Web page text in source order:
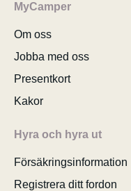
MyCamper
Om oss
Jobba med oss
Presentkort
Kakor
Hyra och hyra ut
Försäkringsinformation
Registrera ditt fordon